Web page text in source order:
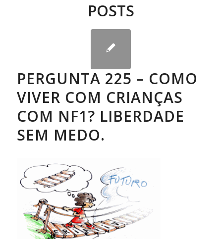
POSTS
PERGUNTA 225 – COMO
VIVER COM CRIANÇAS
COM NF1? LIBERDADE
SEM MEDO.